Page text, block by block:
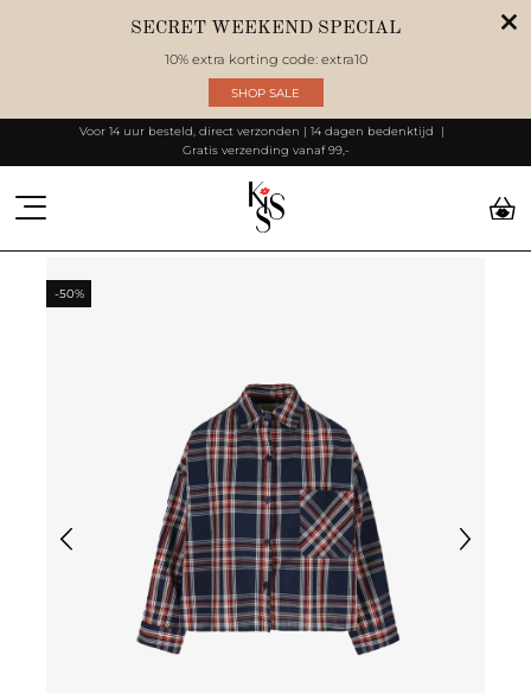
SECRET WEEKEND SPECIAL
10% extra korting code: extra10
SHOP SALE
Voor 14 uur besteld, direct verzonden | 14 dagen bedenktijd
Gratis verzending vanaf 99,-
-50%